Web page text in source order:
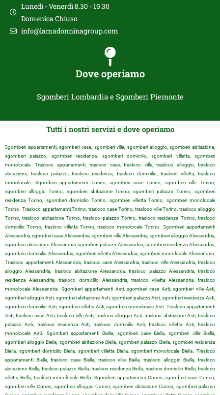
Lunedì - Venerdì 8.30 - 19.30
Domenica Chiuso
info@lamadonninagroup.com
Dove operiamo
Sgomberi Lombardia e Sgomberi Piemonte
Tutti i nostri servizi e dove operiamo
Sgomberi appartamenti, sgomberi case, sgomberi ville, sgomberi alloggio, sgomberi abitazione,
sgomberi palazzo, sgomberi residenza, sgomberi domicilio, sgomberi villetta, sgomberi
monolocale. Trasloco appartamenti, trasloco case, trasloco ville, trasloco alloggio, trasloco
abitazione, trasloco palazzo, trasloco residenza, trasloco domicilio, trasloco villetta, trasloco
monolocale. Sgomberi appartamenti Torino, sgomberi case Torino, sgomberi ville Torino,
sgomberi alloggio Torino, sgomberi abitazione Torino, sgomberi palazzo Torino, sgomberi
residenza Torino, sgomberi domicilio Torino, sgomberi villetta Torino, sgomberi monolocale
Torino. Trasloco appartamenti Torino, trasloco case Torino, trasloco ville Torino, trasloco alloggio
Torino, trasloco abitazione Torino, trasloco palazzo Torino, trasloco residenza Torino, trasloco
domicilio Torino, trasloco villetta Torino, trasloco monolocale Torino. Sgomberi appartamenti
Alessandria, sgomberi case Alessandria, sgomberi ville Alessandria, sgomberi alloggio Alessandria,
sgomberi abitazione Alessandria, sgomberi palazzo Alessandria, sgomberi residenza Alessandria,
sgomberi domicilio Alessandria, sgomberi villetta Alessandria, sgomberi monolocale Alessandria.
Trasloco appartamenti Alessandria, trasloco case Alessandria, trasloco ville Alessandria, trasloco
alloggio Alessandria, trasloco abitazione Alessandria, trasloco palazzo Alessandria, trasloco
residenza Alessandria, trasloco domicilio Alessandria, trasloco villetta Alessandria, trasloco
monolocale Alessandria. Sgomberi appartamenti Asti, sgomberi case Asti, sgomberi ville Asti,
sgomberi alloggio Asti, sgomberi abitazione Asti, sgomberi palazzo Asti, sgomberi residenza Asti,
sgomberi domicilio Asti, sgomberi villetta Asti, sgomberi monolocale Asti. Trasloco appartamenti
Asti, trasloco case Asti, trasloco ville Asti, trasloco alloggio Asti, trasloco abitazione Asti, trasloco
palazzo Asti, trasloco residenza Asti, trasloco domicilio Asti, trasloco villetta Asti, trasloco
monolocale Asti. Sgomberi appartamenti Biella, sgomberi case Biella, sgomberi ville Biella,
sgomberi alloggio Biella, sgomberi abitazione Biella, sgomberi palazzo Biella, sgomberi residenza
Biella, sgomberi domicilio Biella, sgomberi villetta Biella, sgomberi monolocale Biella. Trasloco
appartamenti Biella, trasloco case Biella, trasloco ville Biella, trasloco alloggio Biella, trasloco
abitazione Biella, trasloco palazzo Biella, trasloco residenza Biella, trasloco domicilio Biella, trasloco
villetta Biella, trasloco monolocale Biella. Sgomberi appartamenti Cuneo, sgomberi case Cuneo,
sgomberi ville Cuneo, sgomberi alloggio Cuneo, sgomberi abitazione Cuneo, sgomberi palazzo